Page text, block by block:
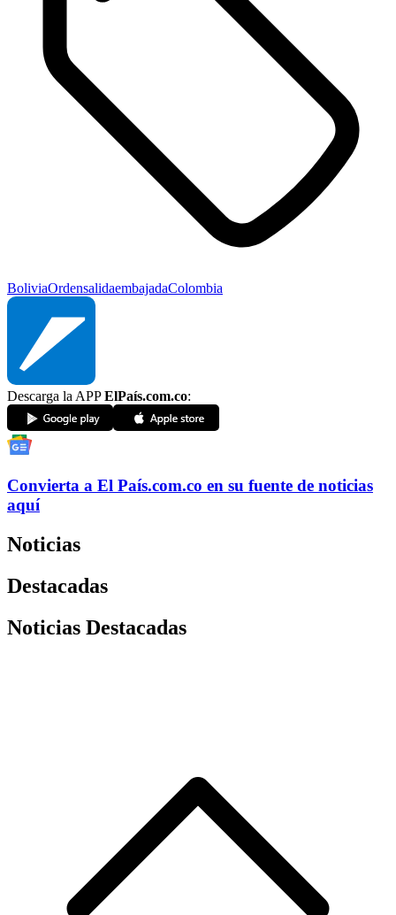
BoliviaOrdensalidaembajadaColombia
Descarga la APPElPaís.com.co:
Convierta a El País.com.co en su fuente de noticias
aquí
Noticias
Destacadas
Noticias Destacadas